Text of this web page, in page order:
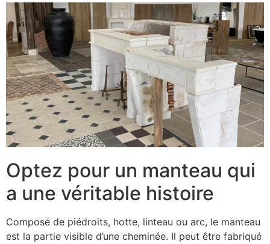
Optez pour un manteau qui
a une véritable histoire
Composé de piédroits, hotte, linteau ou arc, le manteau
est la partie visible d’une cheminée. Il peut être fabriqué